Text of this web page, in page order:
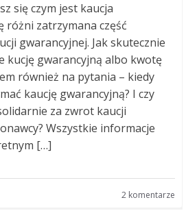
się czym jest kaucja
różni zatrzymana część
gwarancyjnej. Jak skutecznie
kucję gwarancyjną albo kwotę
również na pytania – kiedy
kaucję gwarancyjną? I czy
za zwrot kaucji
Wszystkie informacje
[…]
2 komentarze